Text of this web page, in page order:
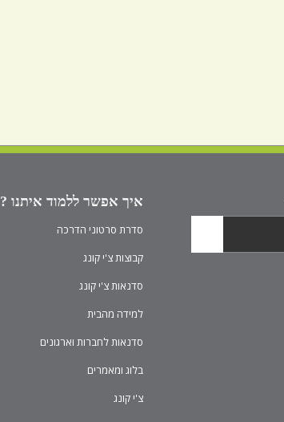
איך אפשר ללמוד איתנו ?
סדרת סרטוני הדרכה
קבוצות צ'י קונג
סדנאות צ'י קונג
למידה מהבית
סדנאות לחברות וארגונים
בלוג ומאמרים
צ'י קונג